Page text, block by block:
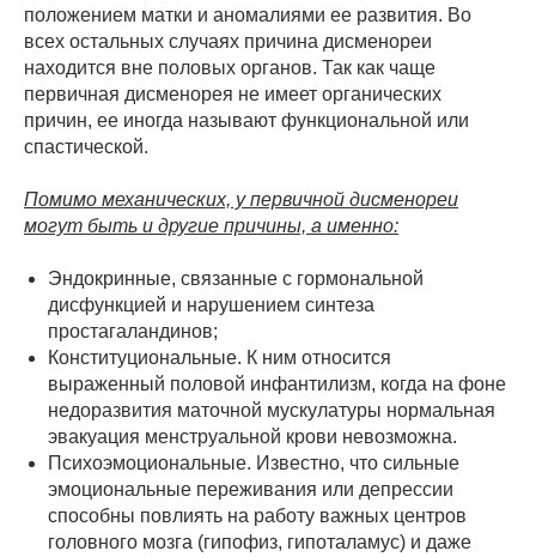
положением матки и аномалиями ее развития. Во
всех остальных случаях причина дисменореи
находится вне половых органов. Так как чаще
первичная дисменорея не имеет органических
причин, ее иногда называют функциональной или
спастической.
Помимо механических, у первичной дисменореи
могут быть и другие причины, а именно:
Эндокринные, связанные с гормональной
дисфункцией и нарушением синтеза
простагаландинов;
Конституциональные. К ним относится
выраженный половой инфантилизм, когда на фоне
недоразвития маточной мускулатуры нормальная
эвакуация менструальной крови невозможна.
Психоэмоциональные. Известно, что сильные
эмоциональные переживания или депрессии
способны повлиять на работу важных центров
головного мозга (гипофиз, гипоталамус) и даже